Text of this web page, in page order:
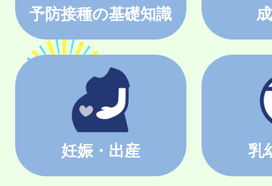
予防接種の基礎知識
妊娠・出産 乳